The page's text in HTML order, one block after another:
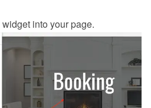
widget into your page.